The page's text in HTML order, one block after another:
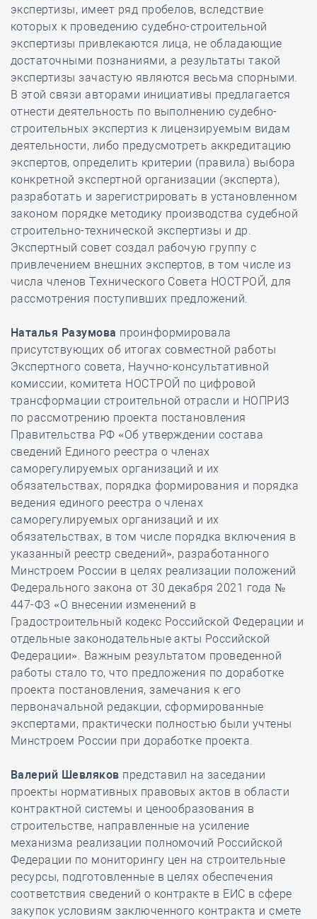
экспертизы, имеет ряд пробелов, вследствие
которых к проведению судебно-строительной
экспертизы привлекаются лица, не обладающие
достаточными познаниями, а результаты такой
экспертизы зачастую являются весьма спорными.
В этой связи авторами инициативы предлагается
отнести деятельность по выполнению судебно-
строительных экспертиз к лицензируемым видам
деятельности, либо предусмотреть аккредитацию
экспертов, определить критерии (правила) выбора
конкретной экспертной организации (эксперта),
разработать и зарегистрировать в установленном
законом порядке методику производства судебной
строительно-технической экспертизы и др.
Экспертный совет создал рабочую группу с
привлечением внешних экспертов, в том числе из
числа членов Технического Совета НОСТРОЙ, для
рассмотрения поступивших предложений.
Наталья Разумова проинформировала
присутствующих об итогах совместной работы
Экспертного совета, Научно-консультативной
комиссии, комитета НОСТРОЙ по цифровой
трансформации строительной отрасли и НОПРИЗ
по рассмотрению проекта постановления
Правительства РФ «Об утверждении состава
сведений Единого реестра о членах
саморегулируемых организаций и их
обязательствах, порядка формирования и порядка
ведения единого реестра о членах
саморегулируемых организаций и их
обязательствах, в том числе порядка включения в
указанный реестр сведений», разработанного
Минстроем России в целях реализации положений
Федерального закона от 30 декабря 2021 года №
447-ФЗ «О внесении изменений в
Градостроительный кодекс Российской Федерации и
отдельные законодательные акты Российской
Федерации». Важным результатом проведенной
работы стало то, что предложения по доработке
проекта постановления, замечания к его
первоначальной редакции, сформированные
экспертами, практически полностью были учтены
Минстроем России при доработке проекта.
Валерий Шевляков представил на заседании
проекты нормативных правовых актов в области
контрактной системы и ценообразования в
строительстве, направленные на усиление
механизма реализации полномочий Российской
Федерации по мониторингу цен на строительные
ресурсы, подготовленные в целях обеспечения
соответствия сведений о контракте в ЕИС в сфере
закупок условиям заключенного контракта и смете